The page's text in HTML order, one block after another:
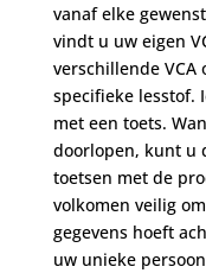
vanaf elke
vindt u uw eigen
verschillende
specifieke lesstof.
met een toets.
doorlopen, kunt u
toetsen met de
volkomen veilig
gegevens hoeft
uw unieke